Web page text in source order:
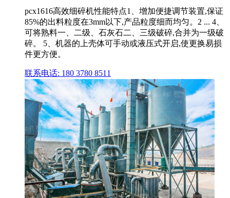
pcx1616高效细碎机性能特点1、增加便捷调节装置,保证
85%的出料粒度在3mm以下,产品粒度细而均匀。2 ... 4、
可将熟料一、二级、石灰石二、三级破碎,合并为一级破
碎。 5、机器的上壳体可手动或液压式开启,使更换易损
件更方便。
联系电话: 180 3780 8511